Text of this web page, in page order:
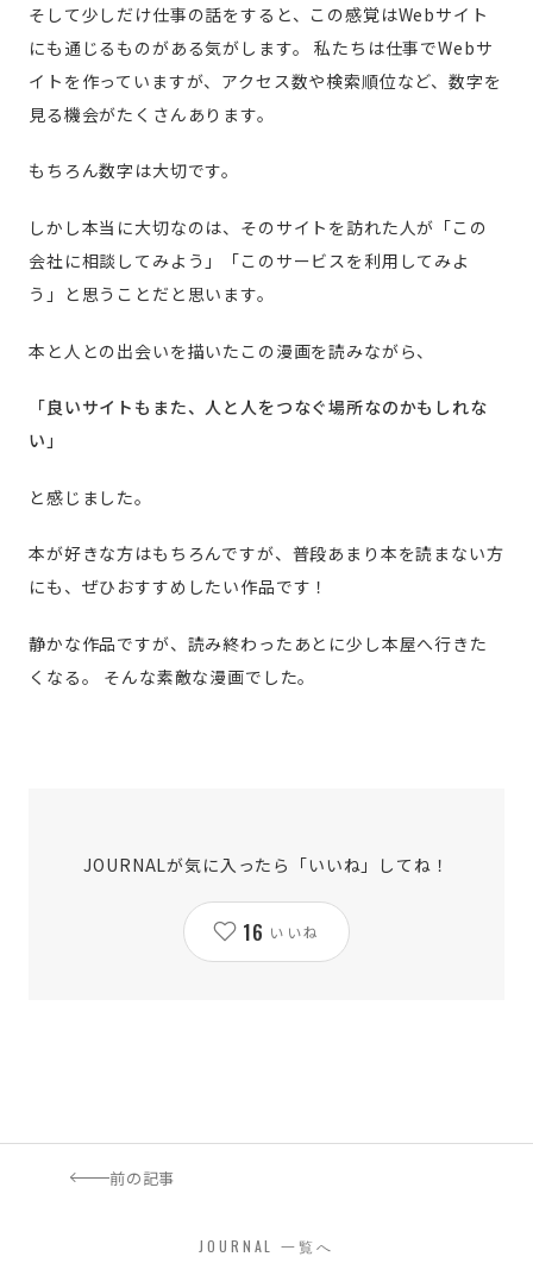
そして少しだけ仕事の話をすると、この感覚はWebサイト
にも通じるものがある気がします。
私たちは仕事でWebサ
イトを作っていますが、アクセス数や検索順位など、数字を
見る機会がたくさんあります。
もちろん数字は大切です。
しかし本当に大切なのは、そのサイトを訪れた人が「この
会社に相談してみよう」「このサービスを利用してみよ
う」と思うことだと思います。
本と人との出会いを描いたこの漫画を読みながら、
「良いサイトもまた、人と人をつなぐ場所なのかもしれな
い」
と感じました。
本が好きな方はもちろんですが、普段あまり本を読まない方
にも、ぜひおすすめしたい作品です！
静かな作品ですが、読み終わったあとに少し本屋へ行きた
くなる。
そんな素敵な漫画でした。
JOURNALが気に入ったら「いいね」してね！
16 いいね
前の記事
JOURNAL 一覧へ